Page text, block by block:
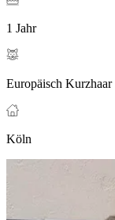
1 Jahr
Europäisch Kurzhaar
Köln